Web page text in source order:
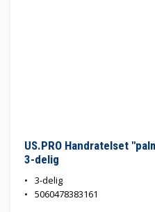
US.PRO Handratelset
3-delig
3-delig
5060478383161